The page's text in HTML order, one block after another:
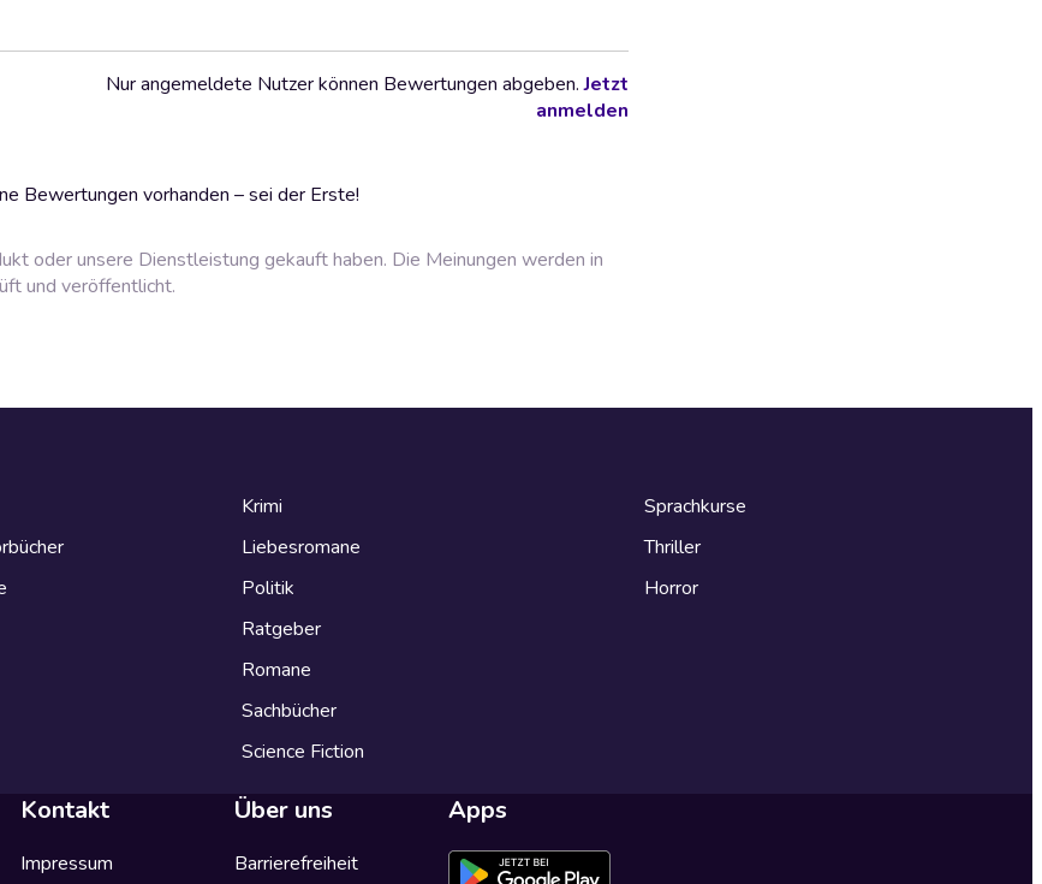
Bewertungen vorhanden – sei der Erste!
Nur angemeldete Nutzer können Bewertungen abgeben.Jetzt
anmelden
oder unsere Dienstleistung gekauft haben. Die Meinungen werden in
und veröffentlicht.
Krimi
Liebesromane
Politik
Ratgeber
Romane
Sachbücher
Science Fiction
Sprachkurse
Thriller
Horror
Kontakt
Impressum
Über uns
Barrierefreiheit
Apps